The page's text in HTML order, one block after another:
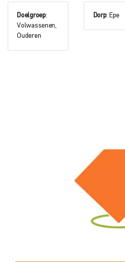
Doelgroep:
Volwassenen,
Ouderen
Dorp: Epe